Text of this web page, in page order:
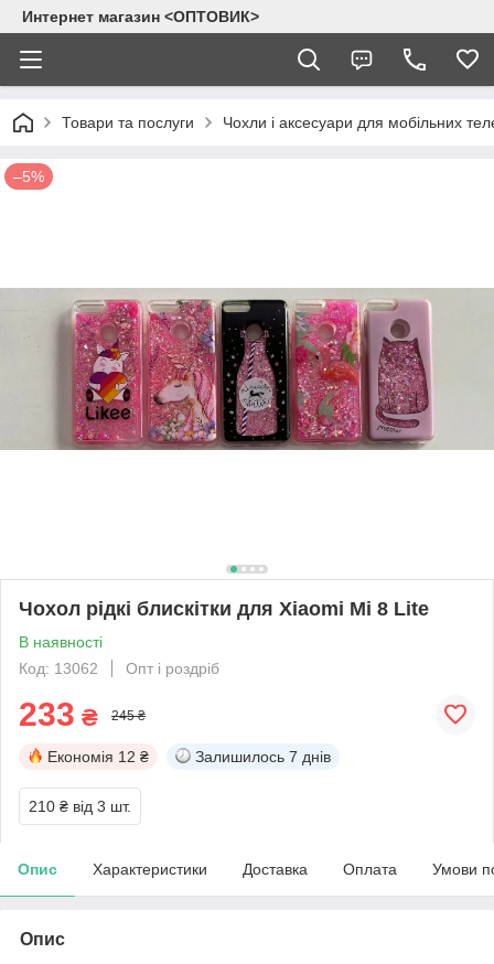
Интернет магазин <ОПТОВИК>
Товари та послуги Чохли і аксесуари для мобільних
–5%
Чохол рідкі блискітки для Xiaomi Mi 8 Lite
В наявності
Код: 13062
Опт і роздріб
233 ₴ 245 ₴
Економія 12 ₴ Залишилось 7 днів
210 ₴ від 3 шт.
Опис Характеристики Доставка Оплата Умови
Опис